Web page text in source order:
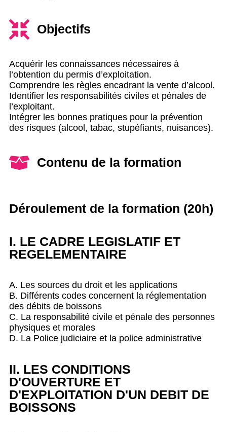
Objectifs
Acquérir les connaissances nécessaires à
l’obtention du permis d’exploitation.
Comprendre les règles encadrant la vente d’alcool.
Identifier les responsabilités civiles et pénales de
l’exploitant.
Intégrer les bonnes pratiques pour la prévention
des risques (alcool, tabac, stupéfiants, nuisances).
Contenu de la formation
Déroulement de la formation (20h)
I. LE CADRE LEGISLATIF ET
REGELEMENTAIRE
A. Les sources du droit et les applications
B. Différents codes concernent la réglementation
des débits de boissons
C. La responsabilité civile et pénale des personnes
physiques et morales
D. La Police judiciaire et la police administrative
II. LES CONDITIONS
D'OUVERTURE ET
D'EXPLOITATION D'UN DEBIT DE
BOISSONS